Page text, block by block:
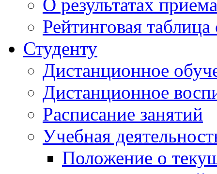
О результатах приема
Рейтинговая
Студенту
Дистанционное
Дистанционное
Расписание занятий
Учебная
Положение о